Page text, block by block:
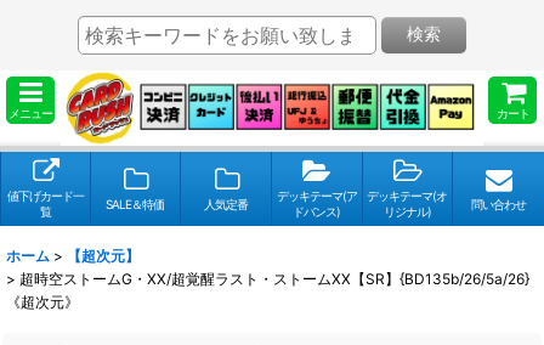
メニュー カート
検索
値下げカード一
覧
SALE＆特価 人気定番
デッキテーマ(ア
ドバンス)
デッキテーマ(オ
リジナル)
問い合わせ
ホーム >
【超次元】
> 超時空ストームG・XX/超覚醒ラスト・ストームXX【SR】{BD135b/26/5a/26}
《超次元》